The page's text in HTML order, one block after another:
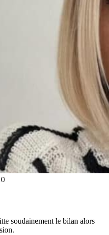
soudainement le bilan alors